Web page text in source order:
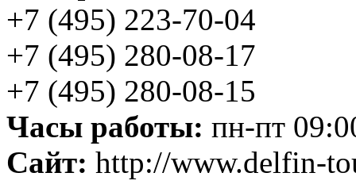
+7 (495) 223-70-04
+7 (495) 280-08-17
+7 (495) 280-08-15
Часы работы: пн-пт
Сайт: http://www.delfin-